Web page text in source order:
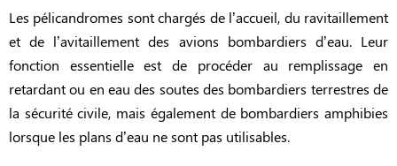
Les pélicandromes sont chargés de l’accueil, du ravitaillement
et de l’avitaillement des avions bombardiers d’eau. Leur
fonction essentielle est de procéder au remplissage en
retardant ou en eau des soutes des bombardiers terrestres de
la sécurité civile, mais également de bombardiers amphibies
lorsque les plans d’eau ne sont pas utilisables.